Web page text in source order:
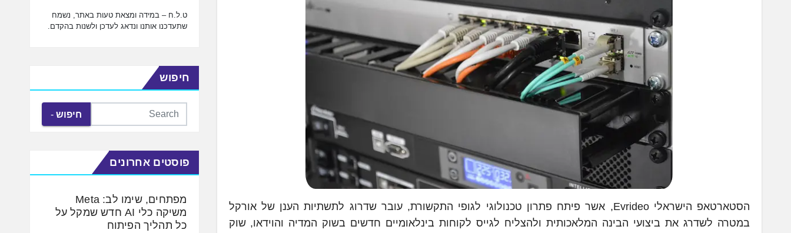
הסטארטאפ הישראלי Evrideo, אשר פיתח פתרון טכנולוגי לגופי התקשורת, עובר שדרוג לתשתיות הענן של אורקל
במטרה לשדרג את ביצועי הבינה המלאכותית ולהצליח לגייס לקוחות בינלאומיים חדשים בשוק המדיה והוידאו, שוק
ט.ל.ח – במידה ומצאת טעות באתר, נשמח
שתעדכנו אותנו ונדאג לעדכן ולשנות בהקדם.
חיפוש
חיפוש
פוסטים אחרונים
מפתחים, שימו לב: Meta
משיקה כלי AI חדש שמקל על
כל תהליך הפיתוח